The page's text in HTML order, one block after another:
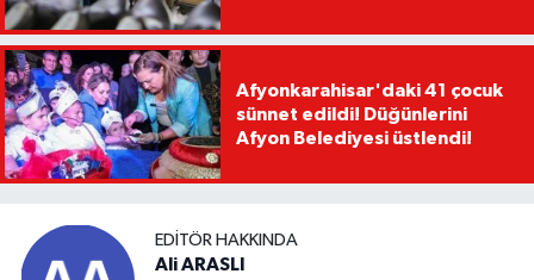
Afyonkarahisar'daki 41 çocuk
sünnet edildi! Düğünlerini
Afyon Belediyesi üstlendi!
EDITÖR HAKKINDA
Ali ARASLI